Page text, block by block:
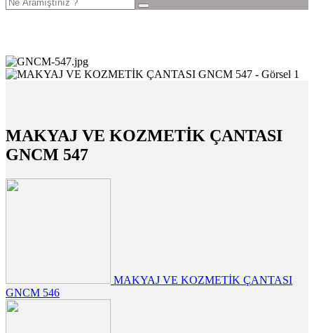
MAKYAJ VE KOZMETİK ÇANTASI
GNCM 547
MAKYAJ VE KOZMETİK ÇANTASI
GNCM 546